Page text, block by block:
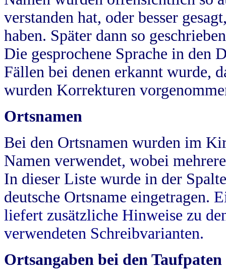
verstanden hat, oder besser
haben. Später dann so
Die gesprochene Sprache in
Fällen bei denen erkannt wurde,
wurden Korrekturen
Ortsnamen
Bei den Ortsnamen wurden im
Namen verwendet, wobei
In dieser Liste wurde in der
deutsche Ortsname eingetragen.
liefert zusätzliche Hinweise zu
verwendeten Schreibvarianten.
Ortsangaben bei den Taufpaten